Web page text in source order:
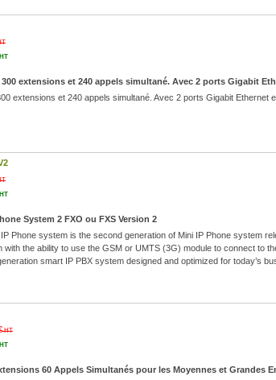
extensions et 240 appels simultané. Avec 2 ports Gigabit
extensions et 240 appels simultané. Avec 2 ports Gigabit Ethernet
System 2 FXO ou FXS Version 2
Phone system is the second generation of Mini IP Phone system
with the ability to use the GSM or UMTS (3G) module to connect to
smart IP PBX system designed and optimized for today’s
HT
60 Appels Simultanés pour les Moyennes et Grandes